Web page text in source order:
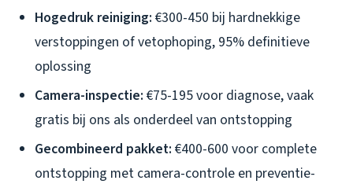
Hogedruk reiniging: €300-450 bij hardnekkige
verstoppingen of vetophoping, 95% definitieve
oplossing
Camera-inspectie: €75-195 voor diagnose, vaak
gratis bij ons als onderdeel van ontstopping
Gecombineerd pakket: €400-600 voor complete
ontstopping met camera-controle en preventie-